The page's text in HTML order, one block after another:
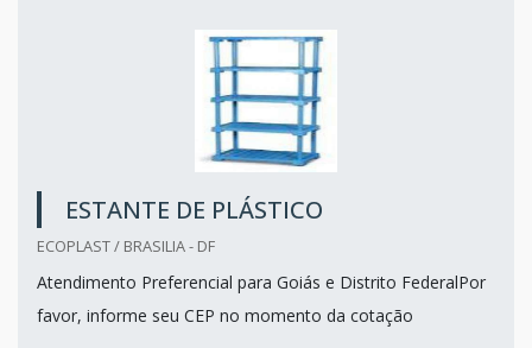
ESTANTE DE PLÁSTICO
ECOPLAST / BRASILIA - DF
Atendimento Preferencial para Goiás e Distrito FederalPor
favor, informe seu CEP no momento da cotação